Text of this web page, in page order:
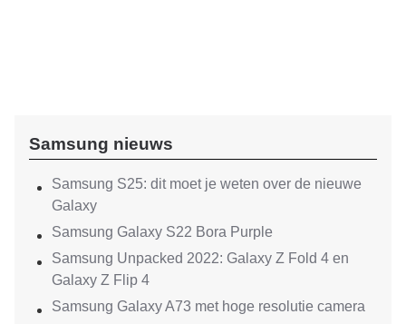
Samsung nieuws
Samsung S25: dit moet je weten over de nieuwe
Galaxy
Samsung Galaxy S22 Bora Purple
Samsung Unpacked 2022: Galaxy Z Fold 4 en
Galaxy Z Flip 4
Samsung Galaxy A73 met hoge resolutie camera